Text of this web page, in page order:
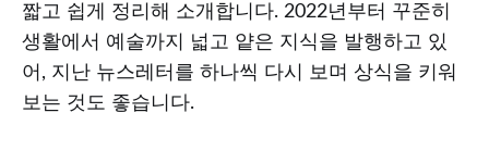
짧고 쉽게 정리해 소개합니다. 2022년부터 꾸준히
생활에서 예술까지 넓고 얕은 지식을 발행하고 있
어, 지난 뉴스레터를 하나씩 다시 보며 상식을 키워
보는 것도 좋습니다.